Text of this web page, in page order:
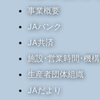
事業概要
JAバンク
JA共済
施設･営業時間･機構
生産者団体組織
JAだより